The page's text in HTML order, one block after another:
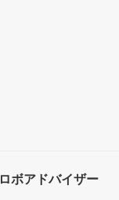
ロボアドバイザー